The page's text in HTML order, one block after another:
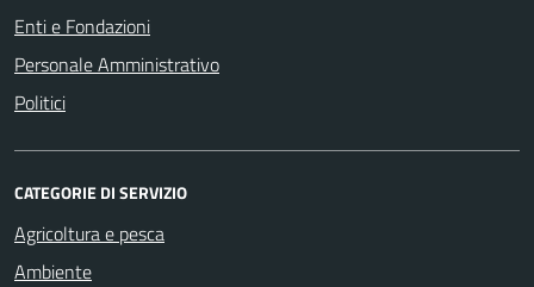
Enti e Fondazioni
Personale Amministrativo
Politici
CATEGORIE DI SERVIZIO
Agricoltura e pesca
Ambiente